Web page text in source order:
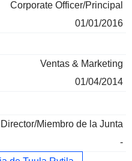
Corporate Officer/Principal
01/01/2016
Ventas & Marketing
01/04/2014
Director/Miembro de la Junta
-